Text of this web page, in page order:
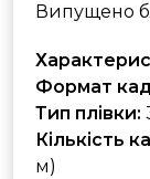
Випущено
Формат
Тип плівки:
Кількість
м)